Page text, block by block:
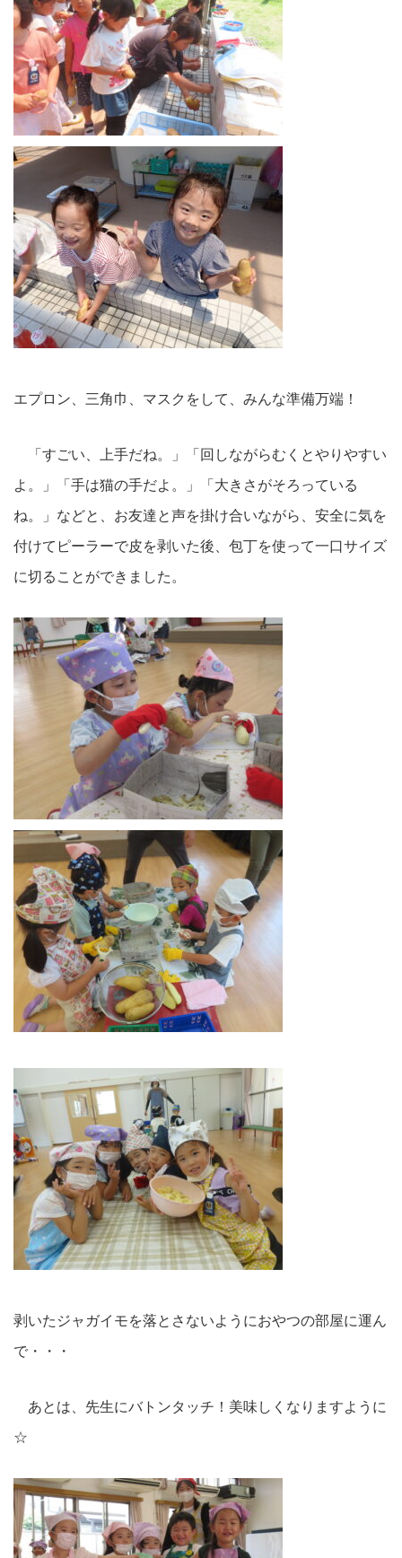
エプロン、三角巾、マスクをして、みんな準備万端！
「すごい、上手だね。」「回しながらむくとやりやすい
よ。」「手は猫の手だよ。」「大きさがそろっている
ね。」などと、お友達と声を掛け合いながら、安全に気を
付けてピーラーで皮を剥いた後、包丁を使って一口サイズ
に切ることができました。
剥いたジャガイモを落とさないようにおやつの部屋に運ん
で・・・
あとは、先生にバトンタッチ！美味しくなりますように
☆